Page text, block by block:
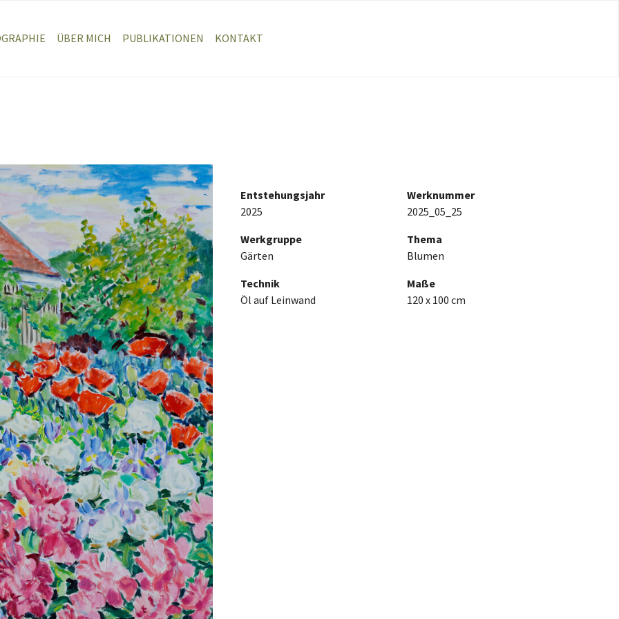
ÜBER MICH PUBLIKATIONEN KONTAKT
Entstehungsjahr
2025
Werknummer
2025_05_25
Werkgruppe
Gärten
Thema
Blumen
Technik
Öl auf Leinwand
Maße
120 x 100 cm